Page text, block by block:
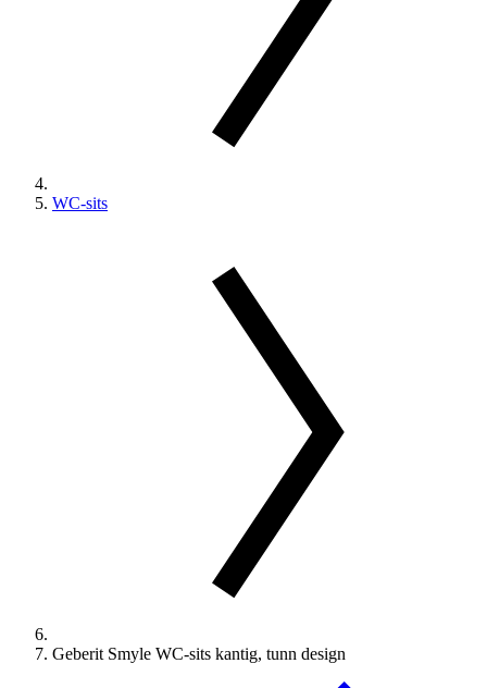
WC-sits
Geberit Smyle WC-sits kantig, tunn design